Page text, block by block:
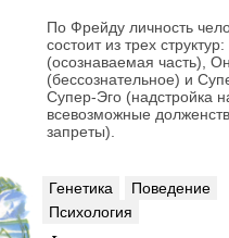
По Фрейду личность
состоит из трех
(осознаваемая часть),
(бессознательное) и
Супер-Эго (надстройка
всевозможные
запреты).
Генетика
Поведение
Психология